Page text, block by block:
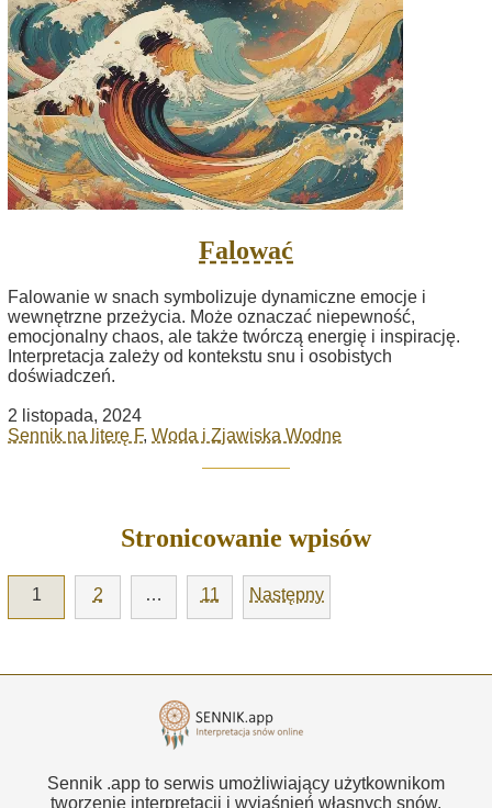
Falować
Falowanie w snach symbolizuje dynamiczne emocje i
wewnętrzne przeżycia. Może oznaczać niepewność,
emocjonalny chaos, ale także twórczą energię i inspirację.
Interpretacja zależy od kontekstu snu i osobistych
doświadczeń.
2 listopada, 2024
Sennik na literę F, Woda i Zjawiska Wodne
Stronicowanie wpisów
1 2 … 11 Następny
Sennik .app to serwis umożliwiający użytkownikom
tworzenie interpretacji i wyjaśnień własnych snów.